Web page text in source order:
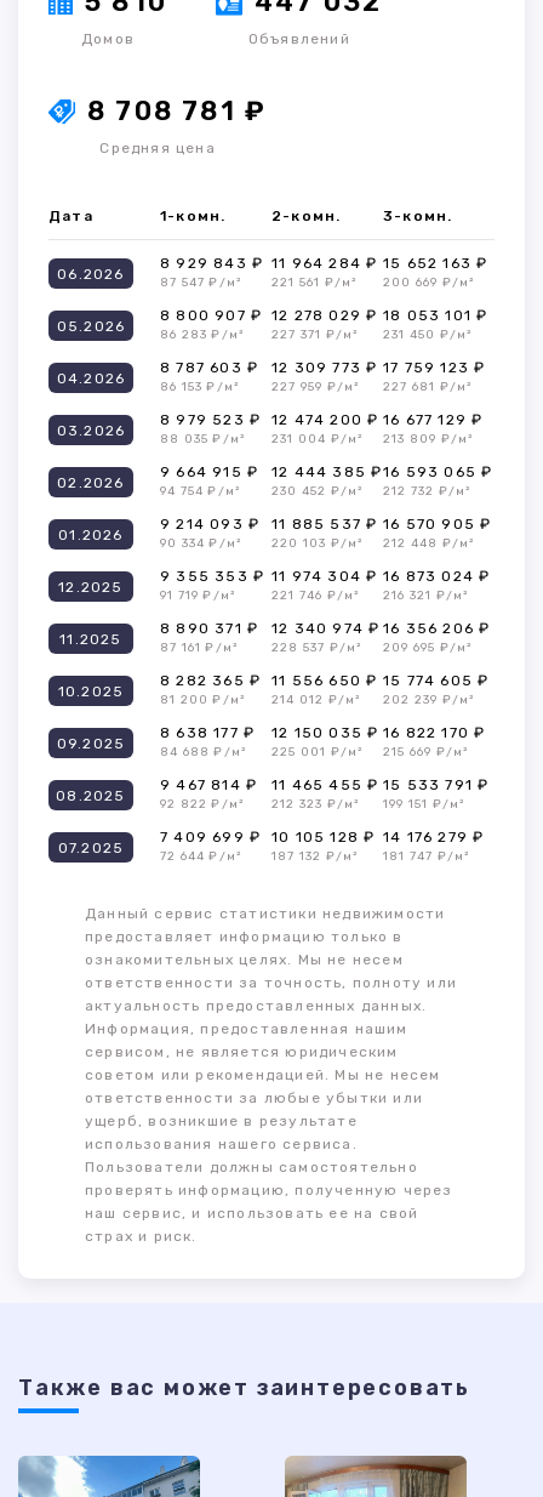
Домов Объявлений
8 708 781 ₽
Средняя цена
Дата 1-комн. 2-комн. 3-комн.
06.2026
8 929 843 ₽
87 547 ₽/м²
11 964 284 ₽
221 561 ₽/м²
15 652 163 ₽
200 669 ₽/м²
05.2026
8 800 907 ₽
86 283 ₽/м²
12 278 029 ₽
227 371 ₽/м²
18 053 101 ₽
231 450 ₽/м²
04.2026
8 787 603 ₽
86 153 ₽/м²
12 309 773 ₽
227 959 ₽/м²
17 759 123 ₽
227 681 ₽/м²
03.2026
8 979 523 ₽
88 035 ₽/м²
12 474 200 ₽
231 004 ₽/м²
16 677 129 ₽
213 809 ₽/м²
02.2026
9 664 915 ₽
94 754 ₽/м²
12 444 385 ₽
230 452 ₽/м²
16 593 065 ₽
212 732 ₽/м²
01.2026
9 214 093 ₽
90 334 ₽/м²
11 885 537 ₽
220 103 ₽/м²
16 570 905 ₽
212 448 ₽/м²
12.2025
9 355 353 ₽
91 719 ₽/м²
11 974 304 ₽
221 746 ₽/м²
16 873 024 ₽
216 321 ₽/м²
11.2025
8 890 371 ₽
87 161 ₽/м²
12 340 974 ₽
228 537 ₽/м²
16 356 206 ₽
209 695 ₽/м²
10.2025
8 282 365 ₽
81 200 ₽/м²
11 556 650 ₽
214 012 ₽/м²
15 774 605 ₽
202 239 ₽/м²
09.2025
8 638 177 ₽
84 688 ₽/м²
12 150 035 ₽
225 001 ₽/м²
16 822 170 ₽
215 669 ₽/м²
08.2025
9 467 814 ₽
92 822 ₽/м²
11 465 455 ₽
212 323 ₽/м²
15 533 791 ₽
199 151 ₽/м²
07.2025
7 409 699 ₽
72 644 ₽/м²
10 105 128 ₽
187 132 ₽/м²
14 176 279 ₽
181 747 ₽/м²
Данный сервис статистики недвижимости
предоставляет информацию только в
ознакомительных целях. Мы не несем
ответственности за точность, полноту или
актуальность предоставленных данных.
Информация, предоставленная нашим
сервисом, не является юридическим
советом или рекомендацией. Мы не несем
ответственности за любые убытки или
ущерб, возникшие в результате
использования нашего сервиса.
Пользователи должны самостоятельно
проверять информацию, полученную через
наш сервис, и использовать ее на свой
страх и риск.
Также ваc может заинтересовать